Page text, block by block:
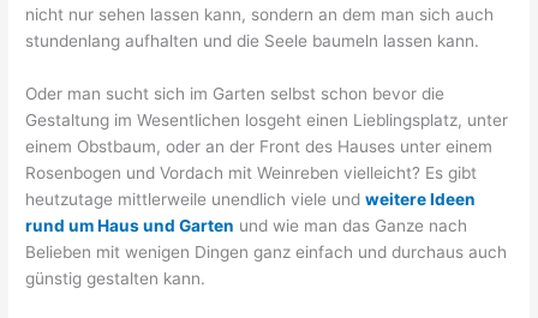
nicht nur sehen lassen kann, sondern an dem man sich auch
stundenlang aufhalten und die Seele baumeln lassen kann.
Oder man sucht sich im Garten selbst schon bevor die
Gestaltung im Wesentlichen losgeht einen Lieblingsplatz, unter
einem Obstbaum, oder an der Front des Hauses unter einem
Rosenbogen und Vordach mit Weinreben vielleicht? Es gibt
heutzutage mittlerweile unendlich viele undweitere Ideen
rund um Haus und Garten und wie man das Ganze nach
Belieben mit wenigen Dingen ganz einfach und durchaus auch
günstig gestalten kann.